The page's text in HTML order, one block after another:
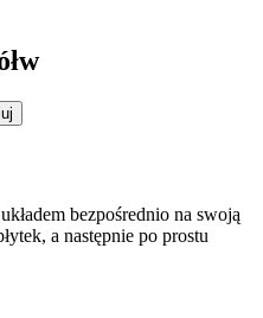
bezpośrednio na swoją
a następnie po prostu